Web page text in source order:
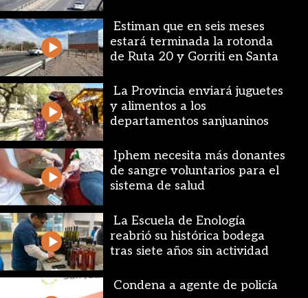
Estiman que en seis meses
estará terminada la rotonda
de Ruta 20 y Gorriti en Santa
La Provincia enviará juguetes
y alimentos a los
departamentos sanjuaninos
Iphem necesita más donantes
de sangre voluntarios para el
sistema de salud
La Escuela de Enología
reabrió su histórica bodega
tras siete años sin actividad
Condena a agente de policía